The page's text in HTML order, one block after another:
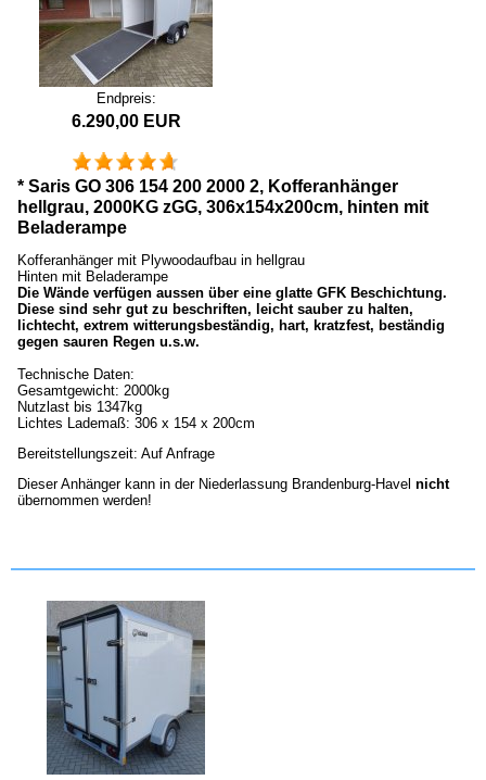
Endpreis:
6.290,00 EUR
* Saris GO 306 154 200 2000 2, Kofferanhänger
hellgrau, 2000KG zGG, 306x154x200cm, hinten mit
Beladerampe
Kofferanhänger mit Plywoodaufbau in hellgrau
Hinten mit Beladerampe
Die Wände verfügen aussen über eine glatte GFK Beschichtung.
Diese sind sehr gut zu beschriften, leicht sauber zu halten,
lichtecht, extrem witterungsbeständig, hart, kratzfest, beständig
gegen sauren Regen u.s.w.
Technische Daten:
Gesamtgewicht: 2000kg
Nutzlast bis 1347kg
Lichtes Lademaß: 306 x 154 x 200cm
Bereitstellungszeit: Auf Anfrage
Dieser Anhänger kann in der Niederlassung Brandenburg-Havel nicht
übernommen werden!